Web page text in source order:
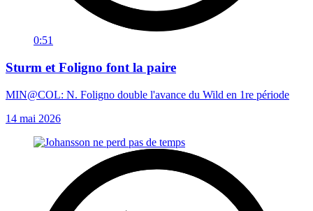
0:51
Sturm et Foligno font la paire
MIN@COL: N. Foligno double l'avance du Wild en 1re période
14 mai 2026